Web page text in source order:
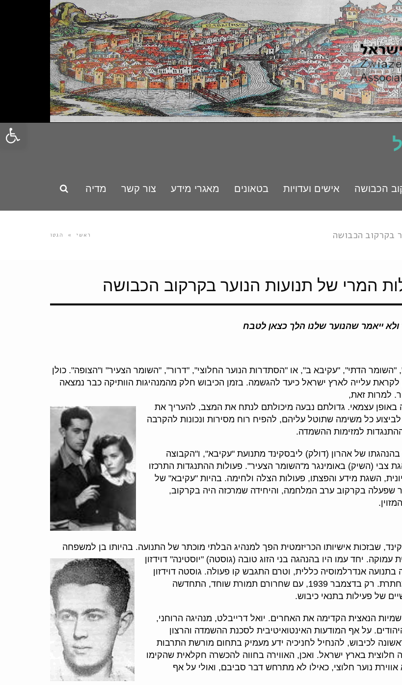
פתח
הכבושה אישים ועדויות בטאונים מאגרי מידע צור קשר מדיה
בקרקוב הכבושה ראשי » הגטו
המרי של תנועות הנוער בקרקוב הכבושה
ולא ייאמר שהנוער שלנו הלך כצאן לטבח
הדתי", "עקיבא ב", או "הסתדרות הנוער החלוצי", "דרור", "השומר הצעיר" ו"הצופה". כולן
לקראת עלייה לארץ ישראל כיעד להגשמה. בזמן הכיבוש חלק מהמנהיגות הוותיקה כבר נמצאה
למרות זאת,
עצמאי. גדולתם נבעה מיכולתם לנתח את המצב, להעריך את
לביצוע כל משימה שתוטל עליהם, להפיח רוח מסירות ונכונות להקרבה
למזימות ההשמדה.
של אהרון (דולק) ליבסקינד מתנועת "עקיבא", ו"הקבוצה
צבי (השיק) באומינגר מ"השומר הצעיר". פעולות ההתנגדות התרכזו
השגת מידע והפצתו, פעולות הצלה ולחימה. בהיות "עקיבא" של
שפעלה בקרקוב ערב המלחמה, והיחידה שמרכזה היה בקרקוב,
שבזכות אישיותו הכריזמטית הפך למנהיג הבלתי מוכתר של התנועה. בהיותו בן למשפחה
עמוקה. יחד עמו היו בהנהגה בני הזוג טובה (גוסטה) "יוסטינה" דוידזון
אנדרלמוסיה כללית, וטרם התגבש קו פעולה. גוסטה דוידזון
ושימק דרנגר הושמו במחנה ריכוז ודולק ליבסקינד ירד למחתרת. רק בדצמבר 1939, עם שחרורם תמורת שוחד, התחדשה
של פעילות בתנאי כיבוש.
הנאצית הקדימה את האחרים. יואל דרייבלט, מנהיגה הרוחני,
הפיזי של היהודים. על אף המודעות האינטואיטיבית לסכנת ההשמדה והרצון
לכיבוש, להנחיל לחניכיה ידע מעמיק בתחום מורשת התרבות
בארץ ישראל. ואכן, האווירה בחווה להכשרה חקלאית שהקימו
נוער חלוצי, כאילו לא מתרחש דבר סביבם, ואולי על אף